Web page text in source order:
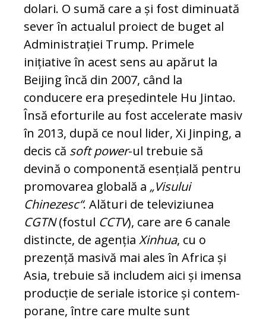
dolari. O sumă care a și fost di­minuată
sever în actualul proiect de buget al
Administrației Trump. Primele
inițiative în acest sens au apărut la
Beijing încă din 2007, când la
conducere era președintele Hu Jintao.
Însă eforturile au fost accelerate masiv
în 2013, după ce noul lider, Xi Jin­ping, a
decis că soft power-ul trebuie să
devină o componentă esențială pentru
pro­movarea globală a „Visului
Chinezesc“. Ală­turi de televiziunea
CGTN(fostul CCTV), care are 6 canale
distincte, de agen­ția Xin­hua, cu o
prezență masivă mai ales în Afri­ca și
Asia, trebuie să includem aici și imen­sa
producție de seriale istorice și con­tem­
porane, între care multe sunt